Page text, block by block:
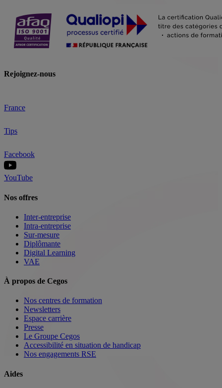
Rejoignez-nous
France
Tips
Facebook
YouTube
Nos offres
Inter-entreprise
Intra-entreprise
Sur-mesure
Diplômante
Digital Learning
VAE
À propos de Cegos
Nos centres de formation
Newsletters
Espace carrière
Presse
Le Groupe Cegos
Accessibilité en situation de handicap
Nos engagements RSE
Aides